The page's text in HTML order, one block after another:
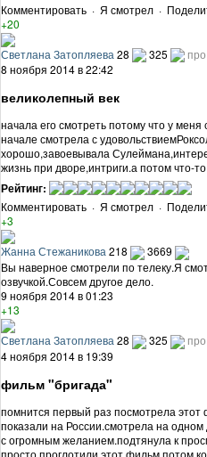
Комментировать · Я смотрел ·
+20
Светлана Затопляева 28 325 про
8 ноября 2014 в 22:42
великолепный век
начала его смотреть потому что у
начале смотрела с
хорошо,завоевывала
жизнь при дворе,интриги.а потом что-
Рейтинг:
Комментировать · Я смотрел ·
+3
Жанна Стежаникова 218
3669
Вы наверное смотрели по телеку.Я
озвучкой.Совсем другое дело.
9 ноября 2014 в 01:23
+13
Светлана Затопляева 28 325 про
4 ноября 2014 в 19:39
фильм "бригада"
помнится первый раз посмотрела этот
показали на России.смотрела на
с огромным желанием.подтянула к
просто проглотили этот